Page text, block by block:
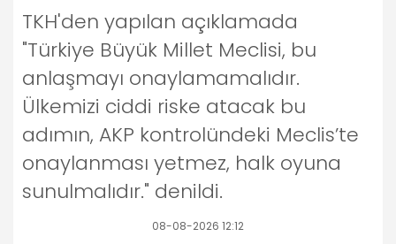
TKH'den yapılan açıklamada
"Türkiye Büyük Millet Meclisi, bu
anlaşmayı onaylamamalıdır.
Ülkemizi ciddi riske atacak bu
adımın, AKP kontrolündeki Meclis’te
onaylanması yetmez, halk oyuna
sunulmalıdır." denildi.
08-08-2026 12:12